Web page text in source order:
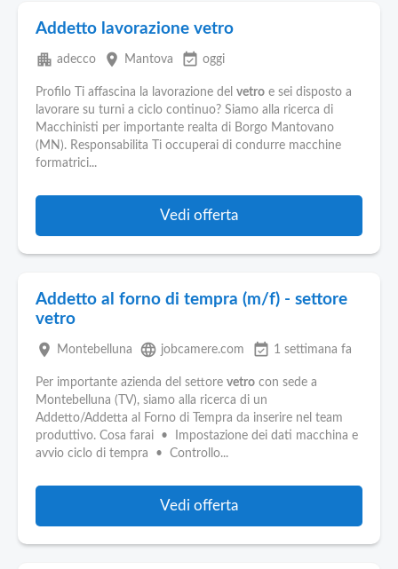
Addetto lavorazione vetro
apartment adecco place Mantova event_available oggi
Profilo Ti affascina la lavorazione del vetro e sei disposto a
lavorare su turni a ciclo continuo? Siamo alla ricerca di
Macchinisti per importante realta di Borgo Mantovano
(MN). Responsabilita Ti occuperai di condurre macchine
formatrici...
Vedi offerta
Addetto al forno di tempra (m/f) - settore
vetro
place Montebelluna language jobcamere.com event_available 1 settimana fa
Per importante azienda del settore vetro con sede a
Montebelluna (TV), siamo alla ricerca di un
Addetto/Addetta al Forno di Tempra da inserire nel team
produttivo. Cosa farai • Impostazione dei dati macchina e
avvio ciclo di tempra • Controllo...
Vedi offerta